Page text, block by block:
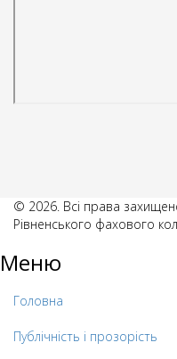
© 2026. Всі права
Рівненського фахового
Меню
Головна
Публічність і прозорість